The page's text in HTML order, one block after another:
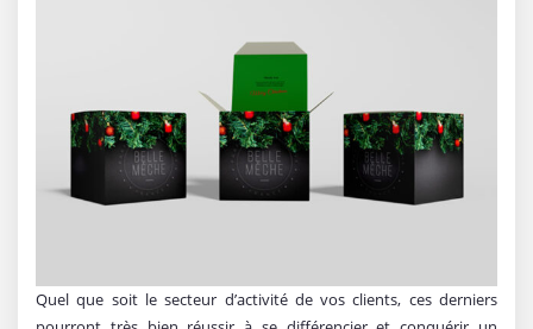
Quel que soit le secteur d’activité de vos clients, ces derniers